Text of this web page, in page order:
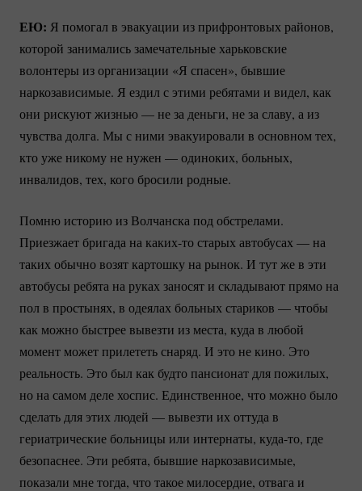
ЕЮ: Я помогал в эвакуации из прифронтовых районов,
которой занимались замечательные харьковские
волонтеры из организации «Я спасен», бывшие
наркозависимые. Я ездил с этими ребятами и видел, как
они рискуют жизнью — не за деньги, не за славу, а из
чувства долга. Мы с ними эвакуировали в основном тех,
кто уже никому не нужен — одиноких, больных,
инвалидов, тех, кого бросили родные.
Помню историю из Волчанска под обстрелами.
Приезжает бригада на каких-тостарых автобусах — на
таких обычно возят картошку на рынок. И тут же в эти
автобусы ребята на руках заносят и складывают прямо на
пол в простынях, в одеялах больных стариков — чтобы
как можно быстрее вывезти из места, куда в любой
момент может прилететь снаряд. И это не кино. Это
реальность. Это был как будто пансионат для пожилых,
но на самом деле хоспис. Единственное, что можно было
сделать для этих людей — вывезти их оттуда в
гериатрические больницы или интернаты, куда-то, где
безопаснее. Эти ребята, бывшие наркозависимые,
показали мне тогда, что такое милосердие, отвага и